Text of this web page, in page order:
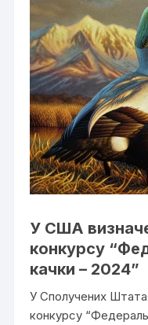
У США
конкурсу
качки – 2024”
У Сполучених
конкурсу